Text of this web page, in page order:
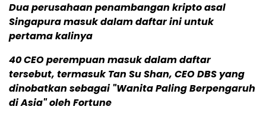
Dua perusahaan penambangan kripto asal
Singapura masuk dalam daftar ini untuk
pertama kalinya
40 CEO perempuan masuk dalam daftar
tersebut, termasuk Tan Su Shan, CEO DBS yang
dinobatkan sebagai "Wanita Paling Berpengaruh
di Asia" oleh Fortune